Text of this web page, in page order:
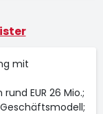
mit
EUR 26 Mio.;